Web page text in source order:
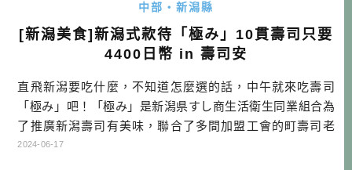
中部・新潟縣
[新潟美食]新潟式款待「極み」10貫壽司只要
4400日幣 in 壽司安
直飛新潟要吃什麼，不知道怎麼選的話，中午就來吃壽司
「極み」吧！「極み」是新潟県すし商生活衛生同業組合為
了推廣新潟壽司有美味，聯合了多間加盟工會的町壽司老
店，一起做的聯合行銷。其內容很易懂也很霸道，就是4400
2024-06-17